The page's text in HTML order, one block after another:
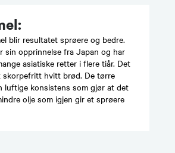
blir resultatet sprøere og bedre.
sin opprinnelse fra Japan og har
asiatiske retter i flere tiår. Det
skorpefritt hvitt brød. De tørre
luftige konsistens som gjør at det
olje som igjen gir et sprøere